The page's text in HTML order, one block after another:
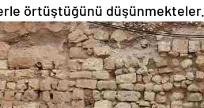
örtüştüğünü düşünmekteler.